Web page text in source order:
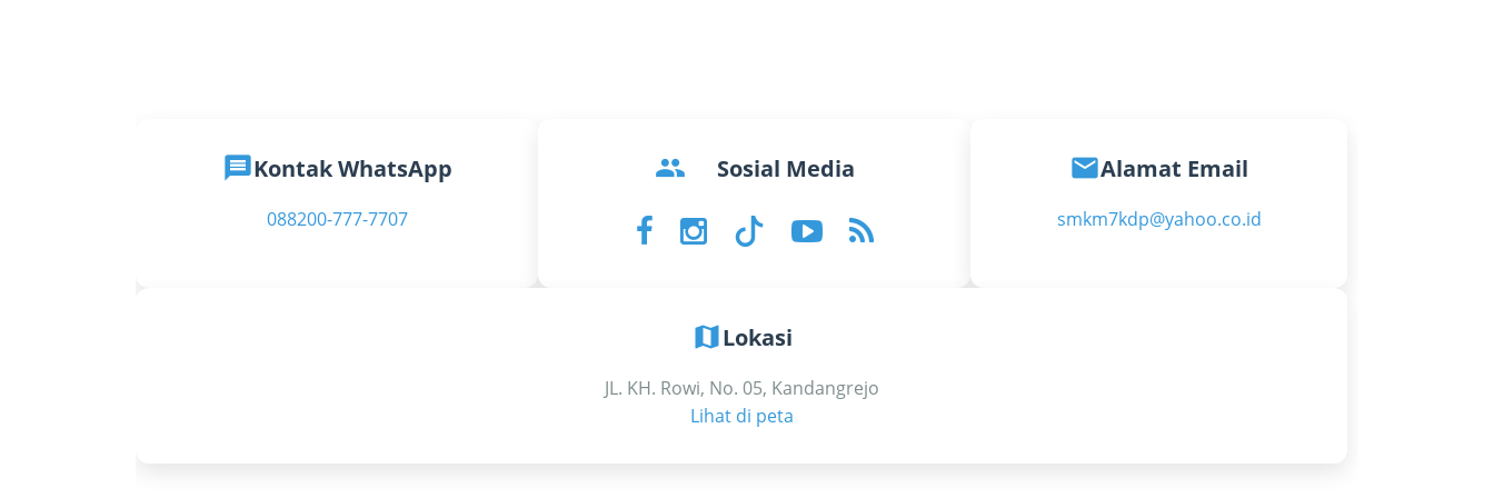
messageKontak WhatsApp
088200-777-7707
groups Sosial Media emailAlamat Email
smkm7kdp@yahoo.co.id
map Lokasi
JL. KH. Rowi, No. 05, Kandangrejo
Lihat di peta